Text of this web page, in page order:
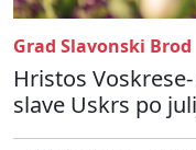
Grad Slavonski Brod
Hristos
slave Uskrs po